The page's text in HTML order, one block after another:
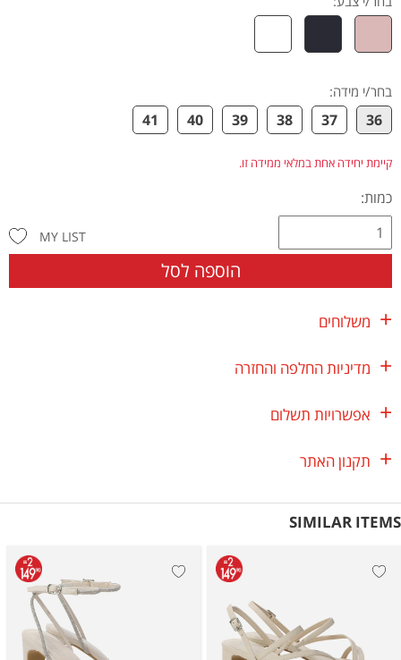
בחר/י מידה:
36
37
38
39
40
41
קיימת יחידה אחת במלאי ממידה זו.
כמות:
הוספה לסל
MY LIST
משלוחים
מדיניות החלפה והחזרה
אפשרויות תשלום
תקנון האתר
SIMILAR ITEMS